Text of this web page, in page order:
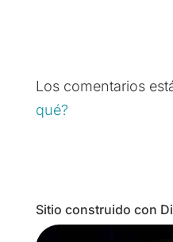
Los comentarios
qué?
Sitio construido con